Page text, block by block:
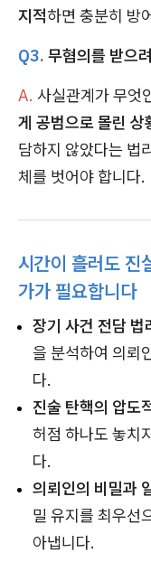
지적하면 충분히 방
Q3. 무혐의를 받으
A. 사실관계가 무엇
게 공범으로 몰린 상
담하지 않았다는 법
체를 벗어야 합니다.
시간이 흘러도 진
가가 필요합니다
장기 사건 전담 법
을 분석하여 의뢰
다.
진술 탄핵의 압도
허점 하나도 놓치
다.
의뢰인의 비밀과
밀 유지를 최우선
아냅니다.